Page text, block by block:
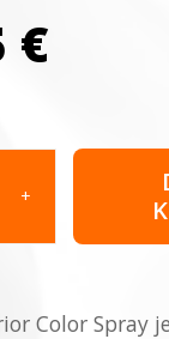
€
+
Color